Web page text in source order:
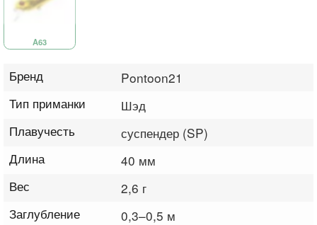
A63
Бренд
Pontoon21
Тип приманки
Шэд
Плавучесть
суспендер (SP)
Длина
40 мм
Вес
2,6 г
Заглубление
0,3–0,5 м